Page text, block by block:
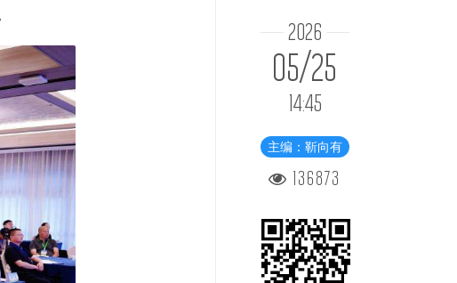
2026
05/25
14:45
主编：靳向有
136873